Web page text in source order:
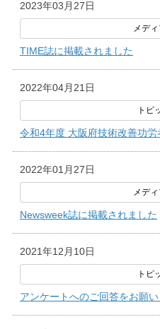
2023年03月27日
TIME誌に掲載されました
2022年04月21日
令和4年度 大阪府技術改善功
2022年01月27日
Newsweek誌に掲載されました
2021年12月10日
アンケートへのご回答をお願い